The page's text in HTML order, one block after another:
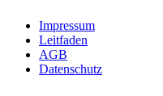
Impressum
Leitfaden
AGB
Datenschutz